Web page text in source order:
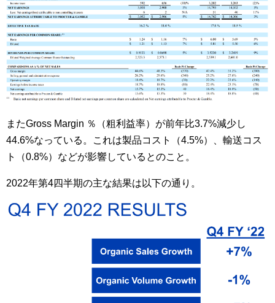
またGross Margin ％（粗利益率）が前年比3.7%減少し
44.6%なっている。これは製品コスト（4.5%）、輸送コス
ト（0.8%）などが影響しているとのこと。
2022年第4四半期の主な結果は以下の通り。